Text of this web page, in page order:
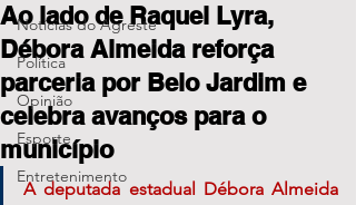
Notícias do Agreste
Política
Opinião
Esporte
Entretenimento
Ao lado de Raquel Lyra,
Débora Almeida reforça
parceria por Belo Jardim e
celebra avanços para o
município
A deputada estadual Débora Almeida